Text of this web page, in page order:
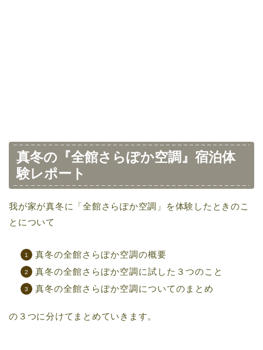
真冬の『全館さらぽか空調』宿泊体
験レポート
我が家が真冬に「全館さらぽか空調」を体験したときのこ
とについて
真冬の全館さらぽか空調の概要
真冬の全館さらぽか空調に試した３つのこと
真冬の全館さらぽか空調についてのまとめ
の３つに分けてまとめていきます。